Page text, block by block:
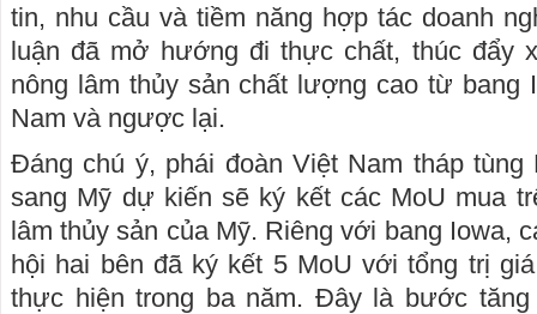
tin, nhu cầu và tiềm năng hợp tác doanh
luận đã mở hướng đi thực chất, thúc đẩy
nông lâm thủy sản chất lượng cao từ bang
Nam và ngược lại.
Đáng chú ý, phái đoàn Việt Nam tháp
sang Mỹ dự kiến sẽ ký kết các MoU mua
lâm thủy sản của Mỹ. Riêng với bang Iowa,
hội hai bên đã ký kết 5 MoU với tổng trị
thực hiện trong ba năm. Đây là bước